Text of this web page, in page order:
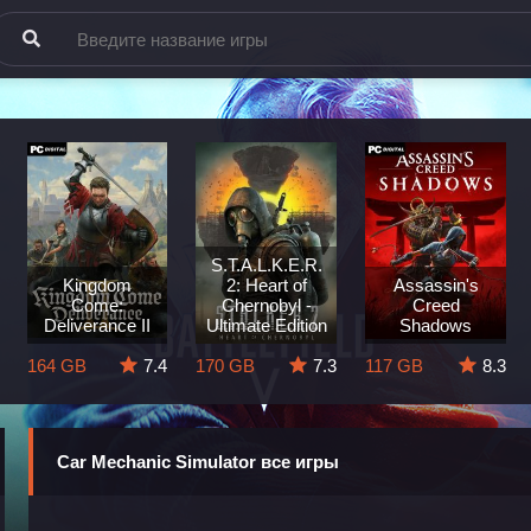
Kingdom
Come:
Deliverance II
164 GB
7.4
S.T.A.L.K.E.R.
2: Heart of
Chernobyl -
Ultimate Edition
170 GB
7.3
Assassin's
Creed
Shadows
117 GB
8.3
Car Mechanic Simulator все игры